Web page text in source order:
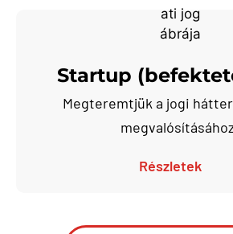
Startup
Megteremtjük a jogi
Részletek